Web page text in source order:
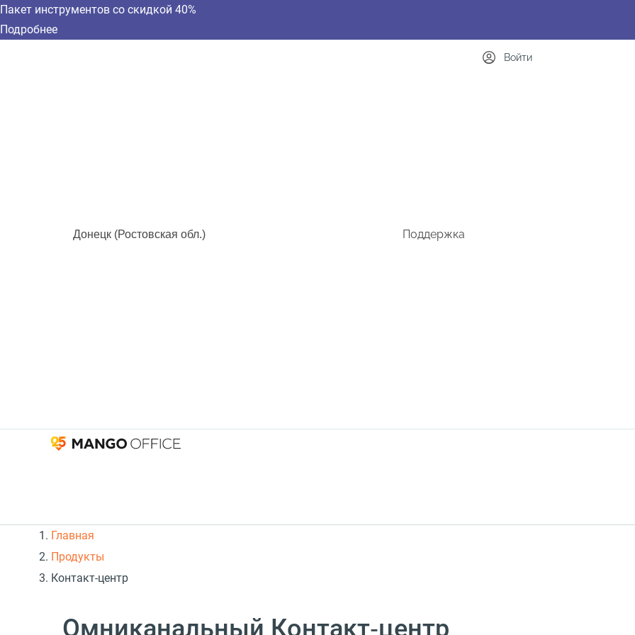
Пакет инструментов со скидкой 40%
Подробнее
Донецк (Ростовская обл.) Поддержка
Войти
Главная
Продукты
Контакт-центр
Омниканальный Контакт‑центр